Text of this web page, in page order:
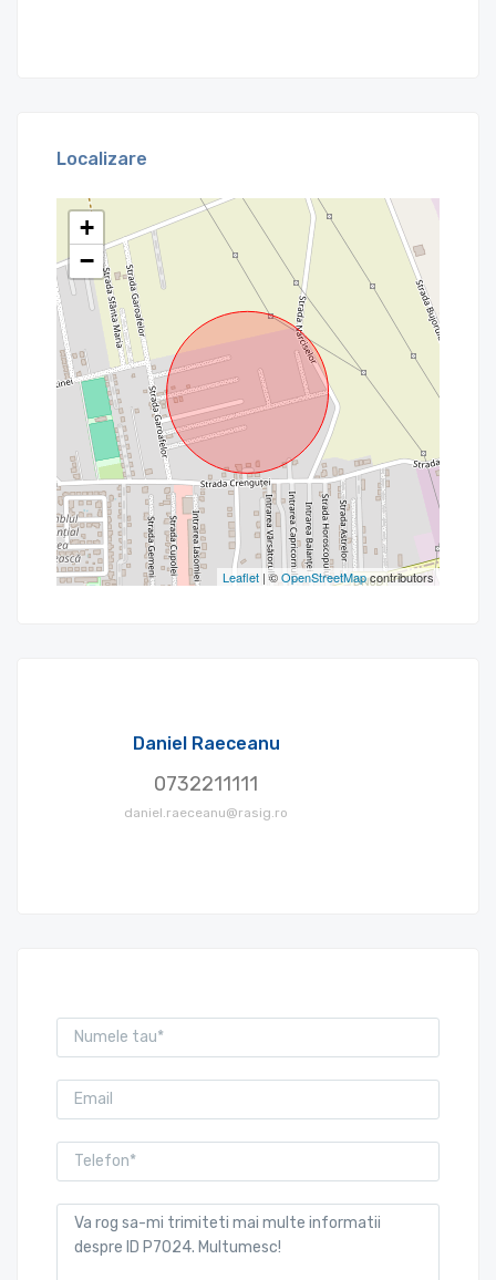
Localizare
+
−
Leaflet | ©OpenStreetMapcontributors
Daniel Raeceanu
0732211111
daniel.raeceanu@rasig.ro